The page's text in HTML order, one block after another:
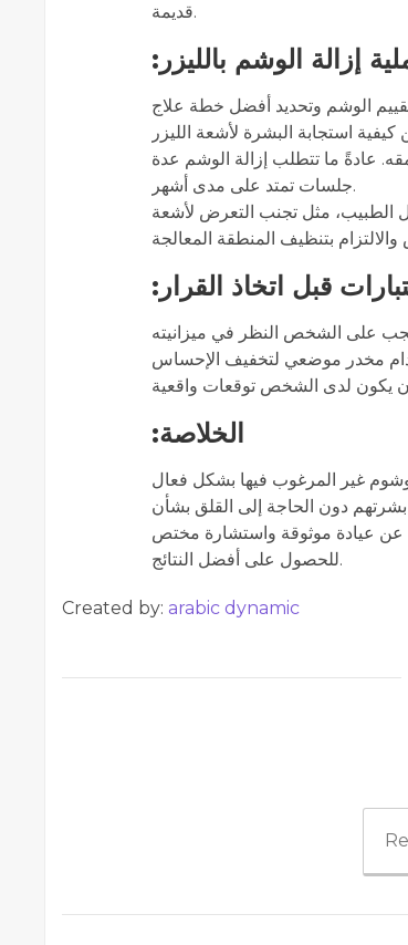
قديمة.
إزالة الوشم بالليزر
عادةً ما تتطلب إزالة الوشم عدة
جلسات تمتد على مدى أشهر.
الطبيب، مثل تجنب التعرض لأشعة
قبل اتخاذ القرار
:الخلاصة
غير المرغوب فيها بشكل فعال
بشرتهم دون الحاجة إلى القلق بشأن
عن عيادة موثوقة واستشارة مختص
للحصول على أفضل النتائج.
Created by: arabic dynamic